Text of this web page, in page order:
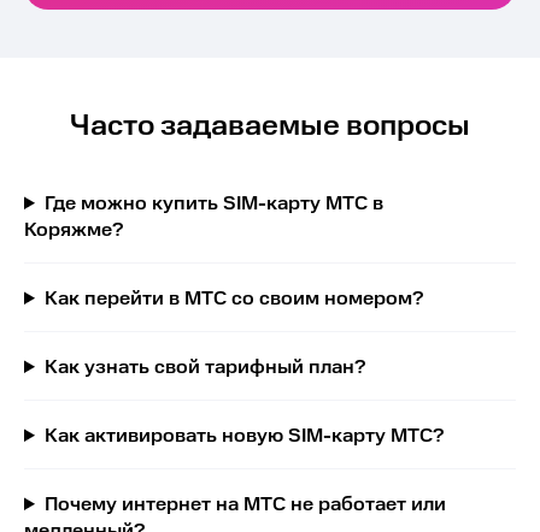
Часто задаваемые вопросы
Где можно купить SIM-карту МТС в
Коряжме?
Как перейти в МТС со своим номером?
Как узнать свой тарифный план?
Как активировать новую SIM-карту МТС?
Почему интернет на МТС не работает или